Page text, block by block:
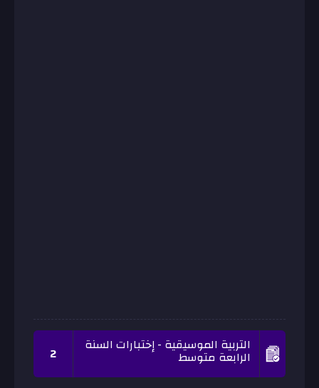
التربية الموسيقية - إختبارات السنة
الرابعة متوسط 2